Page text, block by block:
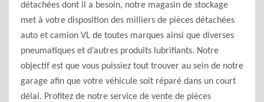
détachées dont il a besoin, notre magasin de stockage
met à votre disposition des milliers de pièces détachées
auto et camion VL de toutes marques ainsi que diverses
pneumatiques et d’autres produits lubrifiants. Notre
objectif est que vous puissiez tout trouver au sein de notre
garage afin que votre véhicule soit réparé dans un court
délai. Profitez de notre service de vente de pièces